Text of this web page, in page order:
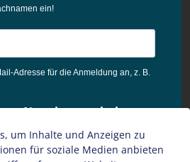
ein!
Adresse für die Anmeldung an, z. B.
Newsletter erhalten
die
dieser
um Inhalte und Anzeigen zu
für soziale Medien anbieten